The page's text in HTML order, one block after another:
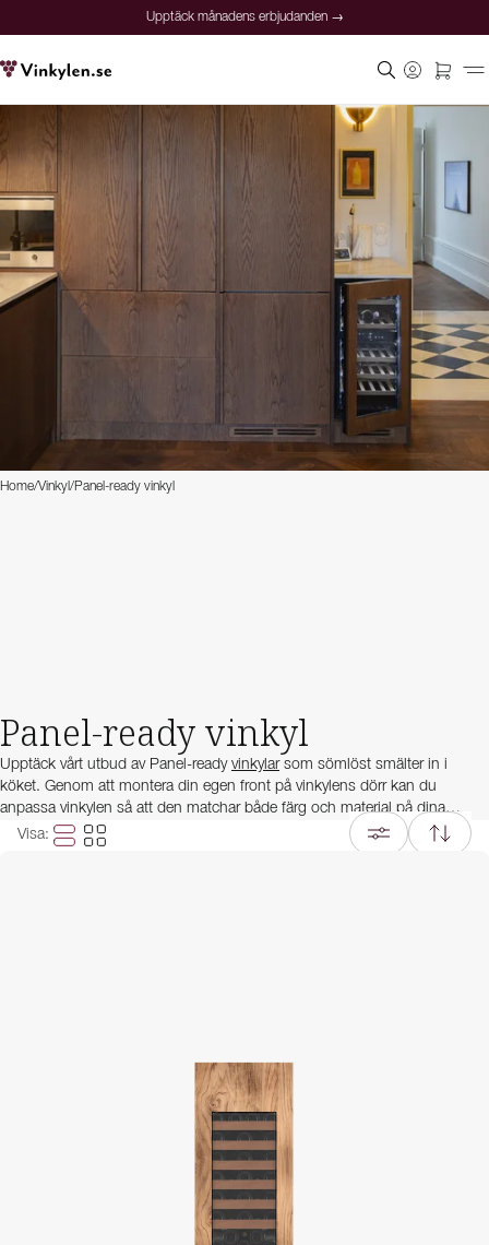
Upptäck månadens erbjudanden →
Home/Vinkyl/Panel-ready vinkyl
Panel-ready vinkyl
Upptäck vårt utbud av Panel-ready vinkylarsom sömlöst smälter in i
köket. Genom att montera din egen front på vinkylens dörr kan du
anpassa vinkylen så att den matchar både färg och material på dina
köksluckor och skapar en harmonisk och enhetlig kökslösning.
Visa: